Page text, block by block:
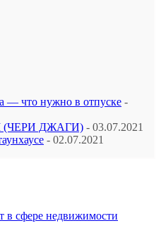
— что нужно в отпуске -
(ЧЕРИ ДЖАГИ) - 03.07.2021
- 02.07.2021
в сфере недвижимости